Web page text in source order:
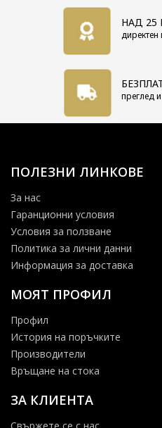
Материал стъкло
НАД
директен
преглед и
ПОЛЕЗНИ ЛИНКОВЕ
За нас
Гаранционни условия
Условия за ползване
Политика за лични данни
Информация за доставка
МОЯТ ПРОФИЛ
Профил
История на поръчките
Производители
Връщане на стока
ЗА КЛИЕНТА